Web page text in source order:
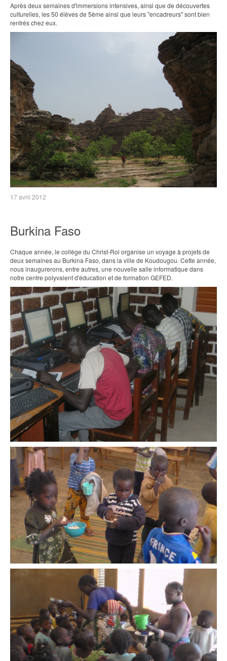
Après deux semaines d'immersions intensives, ainsi que de découvertes
culturelles, les 50 élèves de 5ème ainsi que leurs "encadreurs" sont bien
rentrés chez eux.
17 avril 2012
Burkina Faso
Chaque année, le collège du Christ-Roi organise un voyage à projets de
deux semaines au Burkina Faso, dans la ville de Koudougou. Cette année,
nous inaugurerons, entre autres, une nouvelle salle informatique dans
notre centre polyvalent d'éducation et de formation GEFED.